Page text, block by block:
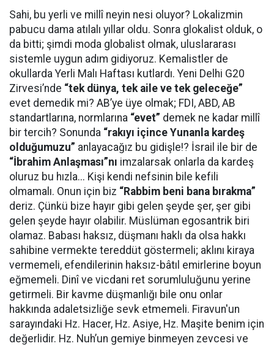
Sahi, bu yerli ve millî neyin nesi oluyor? Lokalizmin
pabucu dama atılalı yıllar oldu. Sonra glokalist olduk, o
da bitti; şimdi moda globalist olmak, uluslararası
sistemle uygun adım gidiyoruz. Kemalistler de
okullarda Yerli Malı Haftası kutlardı. Yeni Delhi G20
Zirvesi’nde “tek dünya, tek aile ve tek geleceğe”
evet demedik mi? AB’ye üye olmak; FDI, ABD, AB
standartlarına, normlarına “evet” demek ne kadar millî
bir tercih? Sonunda “rakıyı içince Yunanla kardeş
olduğumuzu” anlayacağız bu gidişle!? İsrail ile bir de
“İbrahim Anlaşması”nı imzalarsak onlarla da kardeş
oluruz bu hızla... Kişi kendi nefsinin bile kefili
olmamalı. Onun için biz “Rabbim beni bana bırakma”
deriz. Çünkü bize hayır gibi gelen şeyde şer, şer gibi
gelen şeyde hayır olabilir. Müslüman egosantrik biri
olamaz. Babası haksız, düşmanı haklı da olsa hakkı
sahibine vermekte tereddüt göstermeli; aklını kiraya
vermemeli, efendilerinin haksız-bâtıl emirlerine boyun
eğmemeli. Dinî ve vicdani ret sorumluluğunu yerine
getirmeli. Bir kavme düşmanlığı bile onu onlar
hakkında adaletsizliğe sevk etmemeli. Firavun'un
sarayındaki Hz. Hacer, Hz. Asiye, Hz. Maşite benim için
değerlidir. Hz. Nuh’un gemiye binmeyen zevcesi ve